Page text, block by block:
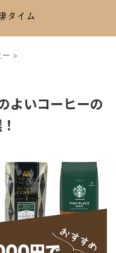
ー >
よいコーヒーの